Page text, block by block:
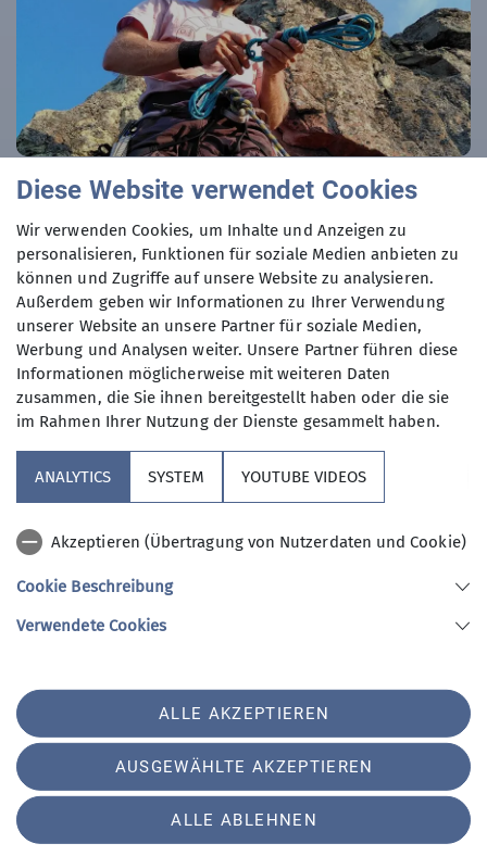
bjoern.ludwig@alpinclub-berlin.de
Unsere Sektion
Kooperationspartner
Sektion AlpinClub Berlin des Deutschen Alpenvereins e.V.
Telefon +493034508804
Datenschutz-Einstellungen
Datenschutz
Impressum
Kontakt
Diese Website verwendet Cookies
Wir verwenden Cookies, um Inhalte und Anzeigen zu
personalisieren, Funktionen für soziale Medien anbieten zu
können und Zugriffe auf unsere Website zu analysieren.
Außerdem geben wir Informationen zu Ihrer Verwendung
unserer Website an unsere Partner für soziale Medien,
Werbung und Analysen weiter. Unsere Partner führen diese
Informationen möglicherweise mit weiteren Daten
zusammen, die Sie ihnen bereitgestellt haben oder die sie
im Rahmen Ihrer Nutzung der Dienste gesammelt haben.
ANALYTICS SYSTEM YOUTUBE VIDEOS
Akzeptieren (Übertragung von Nutzerdaten und Cookie)
Cookie Beschreibung
Verwendete Cookies
ALLE AKZEPTIEREN
AUSGEWÄHLTE AKZEPTIEREN
ALLE ABLEHNEN